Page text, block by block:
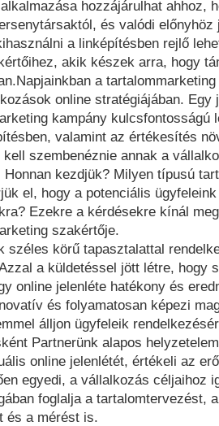
hozzájárulhat ahhoz,
és valódi
a linképítésben rejlő
akik készek arra, hogy
a
online stratégiájában.
kampány kulcsfontosságú
valamint az értékesítés
szembenéznie annak a
Honnan kezdjük? Milyen típusú
el, hogy a potenciális
Ezekre a kérdésekre kínál
szakértője.
széles körű tapasztalattal
a küldetéssel jött létre, hogy
online jelenléte hatékony és
és folyamatosan képezi
álljon ügyfeleik
Partnerünk alapos
online jelenlétét, értékeli az
egyedi, a vállalkozás céljaihoz
foglalja a tartalomtervezést,
és a mérést is.